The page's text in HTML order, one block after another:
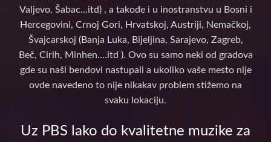
Valjevo, Šabac...itd) , a takođe i u inostranstvu u Bosni i
Hercegovini, Crnoj Gori, Hrvatskoj, Austriji, Nemačkoj,
Švajcarskoj (Banja Luka, Bijeljina, Sarajevo, Zagreb,
Beč, Cirih, Minhen....itd ). Ovo su samo neki od gradova
gde su naši bendovi nastupali a ukoliko vaše mesto nije
ovde navedeno to nije nikakav problem stižemo na
svaku lokaciju.
Uz PBS lako do kvalitetne muzike za